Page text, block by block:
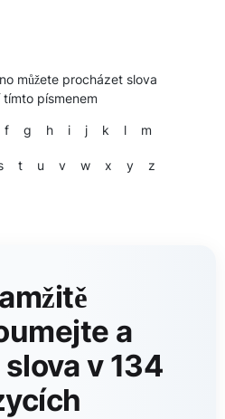
můžete procházet slova
tímto písmenem
f g h i j k l m
t u v w x y z
a
v 134